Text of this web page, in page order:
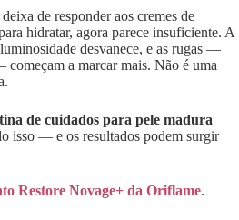
de responder aos cremes de
hidratar, agora parece insuficiente. A
desvanece, e as rugas —
a marcar mais. Não é uma
de cuidados para pele madura
isso — e os resultados podem surgir
Restore Novage+ da Oriflame.